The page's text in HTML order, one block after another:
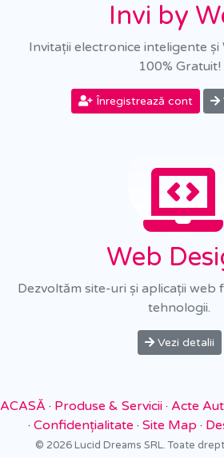
Invi by
Invitații electronice inteligente și
100% Gratuit!
Înregistrează cont
Web
Dezvoltăm site-uri și aplicații web
tehnologii.
Vezi detalii
ACASĂ · Produse & Servicii · Acte
· Confidențialitate · Site Map ·
© 2026 Lucid Dreams SRL. Toate